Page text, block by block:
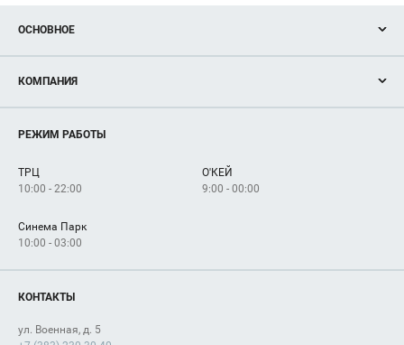
ОСНОВНОЕ
Новости
Магазины
Услуги
КОМПАНИЯ
Рекламодателям
Как добраться
РЕЖИМ РАБОТЫ
ТРЦ
10:00 - 22:00
О'КЕЙ
9:00 - 00:00
Синема Парк
10:00 - 03:00
КОНТАКТЫ
ул. Военная, д. 5